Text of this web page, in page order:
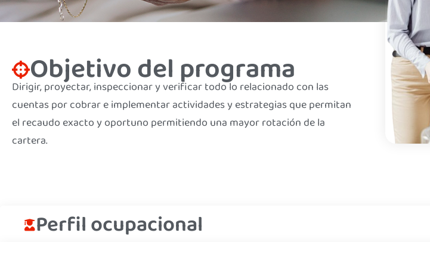
Objetivo del programa
Dirigir, proyectar, inspeccionar y verificar todo lo relacionado con las
cuentas por cobrar e implementar actividades y estrategias que permitan
el recaudo exacto y oportuno permitiendo una mayor rotación de la
cartera.
Perfil ocupacional